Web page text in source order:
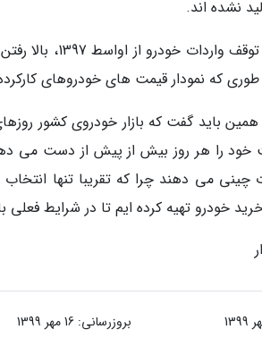
نشده اند.
همچنین توقف
که نمودار قیمت های خودروهای
باید گفت که بازار خودروی کشور
خود را هر روز بیش از پیش از دست می
می دهند چرا که تقریبا تنها
خودرو تهیه کرده ایم تا در شرایط فعلی
بروزرسانی: 16 مهر 1399